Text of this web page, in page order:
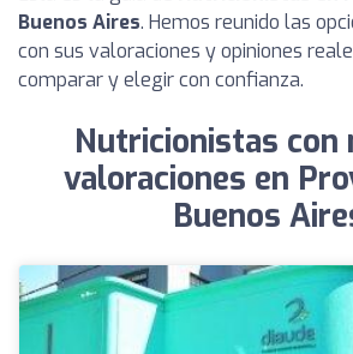
Buenos Aires. Hemos reunido las
con sus valoraciones y opiniones
comparar y elegir con confianza.
Nutricionistas con
valoraciones en
Buenos